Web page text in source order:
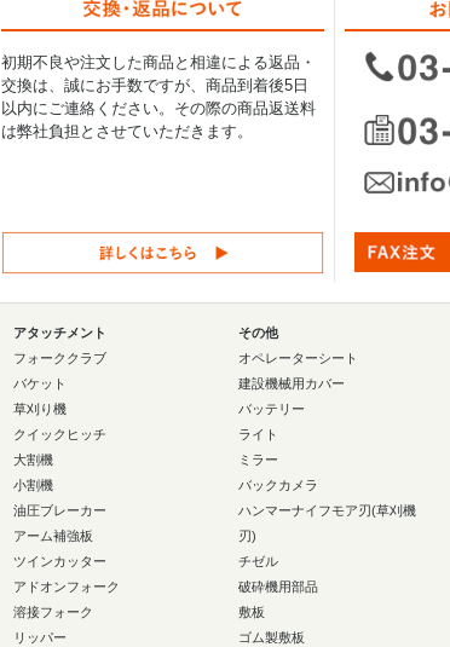
初期不良や注文した商品と相違による返品・
交換は、誠にお手数ですが、商品到着後5日
以内にご連絡ください。その際の商品返送料
は弊社負担とさせていただきます。
アタッチメント
フォーククラブ
バケット
草刈り機
クイックヒッチ
大割機
小割機
油圧ブレーカー
アーム補強板
ツインカッター
アドオンフォーク
溶接フォーク
リッパー
その他
オペレーターシート
建設機械用カバー
バッテリー
ライト
ミラー
バックカメラ
ハンマーナイフモア刃(草刈機
刃)
チゼル
破砕機用部品
敷板
ゴム製敷板